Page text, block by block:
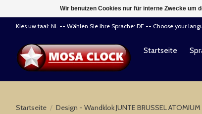
Kies uw taal: NL -- Wählen Sie ihre Sprache: DE -- Choose your
Startseite
Startseite / Design - Wandklok JUNTE BRUSSEL
Wir benutzen Cookies nur für interne Zwecke um